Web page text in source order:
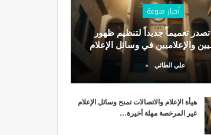
أخبار منوعة
تصدر تعميماً جديداً لتنظيم ظهور
والإعلاميين في وسائل الإعلام
علي الطائي
هيأة الإعلام والاتصالات تمنح وسائل الإعلام
غير المرخصة مهلة أخيرة…